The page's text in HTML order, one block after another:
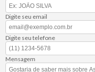
Digite seu email
Digite seu telefone
Mensagem